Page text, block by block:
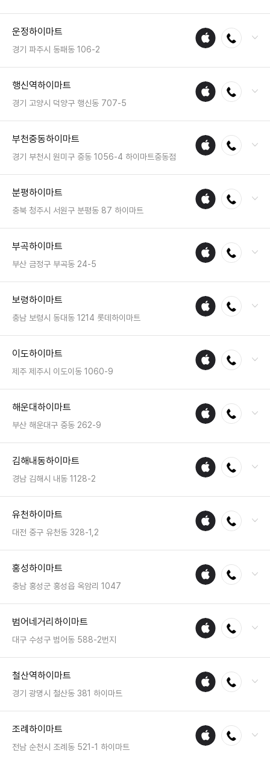
팩스 : 05023331459
영업시간 : 금일 10:30~20:30
운정하이마트
경기 파주시 동패동 106-2
애플
수리
전화연결
팩스 : 050-2222-0397
영업시간 : 금일 10:30~20:30
행신역하이마트
경기 고양시 덕양구 행신동 707-5
애플
수리
전화연결
팩스 : 05023331489
영업시간 : 금일 10:00~20:00
부천중동하이마트
경기 부천시 원미구 중동 1056-4 하이마트중동점
애플
수리
전화연결
팩스 : 050-2222-0964
영업시간 : 금일 10:30~20:30
분평하이마트
충북 청주시 서원구 분평동 87 하이마트
애플
수리
전화연결
팩스 : 050-2222-1484
영업시간 : 금일 10:30~20:30
부곡하이마트
부산 금정구 부곡동 24-5
애플
수리
전화연결
팩스 : 050-2222-1743
영업시간 : 금일 10:30~20:30
보령하이마트
충남 보령시 동대동 1214 롯데하이마트
애플
수리
전화연결
팩스 : 050-2222-1540
영업시간 : 금일 10:30~20:30
이도하이마트
제주 제주시 이도이동 1060-9
애플
수리
전화연결
팩스 : 050-2222-0207
영업시간 : 금일 10:30~20:30
해운대하이마트
부산 해운대구 중동 262-9
애플
수리
전화연결
팩스 : 050-2222-1747
영업시간 : 금일 10:30~20:30
김해내동하이마트
경남 김해시 내동 1128-2
애플
수리
전화연결
팩스 : 050-2222-1792
영업시간 : 금일 10:30~20:30
유천하이마트
대전 중구 유천동 328-1,2
애플
수리
전화연결
팩스 : 050-2222-1528
영업시간 : 금일 10:30~20:30
홍성하이마트
충남 홍성군 홍성읍 옥암리 1047
애플
수리
전화연결
팩스 : 050-2222-1539
영업시간 : 금일 10:30~20:30
범어네거리하이마트
대구 수성구 범어동 588-2번지
애플
수리
전화연결
팩스 : 050-2222-1665
영업시간 : 금일 10:30~20:30
철산역하이마트
경기 광명시 철산동 381 하이마트
애플
수리
전화연결
팩스 : 050-2222-0392
영업시간 : 금일 10:30~20:30
조례하이마트
전남 순천시 조례동 521-1 하이마트
애플
수리
전화연결